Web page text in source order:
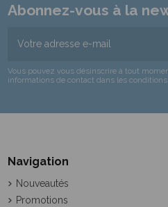
Abonnez-vous à la
Vous pouvez vous désinscrire à tout
informations de contact dans les
Navigation
Nouveautés
Promotions